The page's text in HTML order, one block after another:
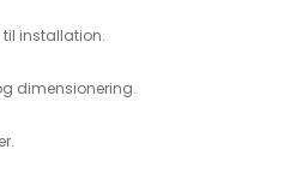
installation.
dimensionering.